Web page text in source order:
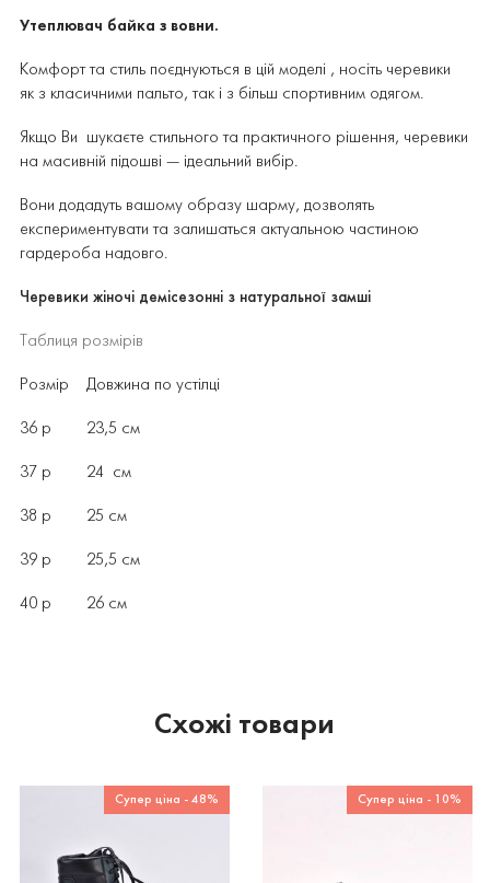
Утеплювач байка з вовни.
Комфорт та стиль поєднуються в цій моделі , носіть черевики
як з класичними пальто, так і з більш спортивним одягом.
Якщо Ви шукаєте стильного та практичного рішення, черевики
на масивній підошві — ідеальний вибір.
Вони додадуть вашому образу шарму, дозволять
експериментувати та залишаться актуальною частиною
гардероба надовго.
Черевики жіночі демісезонні з натуральної замші
Таблиця розмірів
Розмір Довжина по устілці
36 р 23,5 см
37 р 24 см
38 р 25 см
39 р 25,5 см
40 р 26 см
Схожі товари
Супер ціна - 48% Супер ціна - 10%